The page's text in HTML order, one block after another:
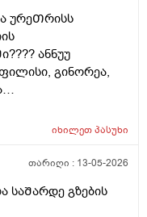
ურეᲗრისს
ანნუუ
გინორეა,
30Ღირს ფასი ის
იხილეთპასუხი
თარიღი : 13-05-2026
საᲨარდე გზების